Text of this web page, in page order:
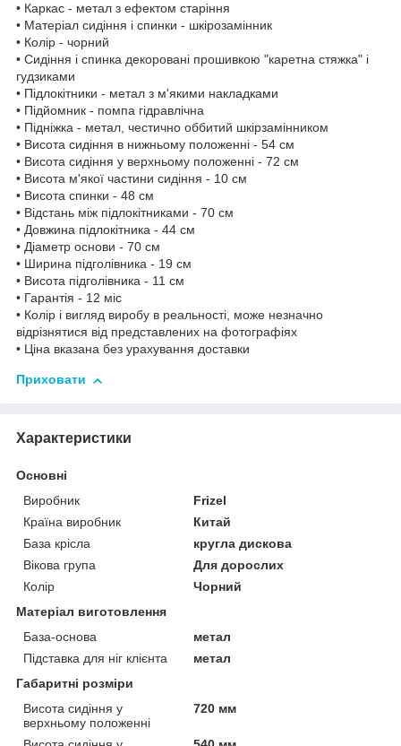
• Каркас - метал з ефектом старіння
• Матеріал сидіння і спинки - шкірозамінник
• Колір - чорний
• Сидіння і спинка декоровані прошивкою "каретна стяжка" і
гудзиками
• Підлокітники - метал з м'якими накладками
• Підйомник - помпа гідравлічна
• Підніжка - метал, честично оббитий шкірзамінником
• Висота сидіння в нижньому положенні - 54 см
• Висота сидіння у верхньому положенні - 72 см
• Висота м'якої частини сидіння - 10 см
• Висота спинки - 48 см
• Відстань між підлокітниками - 70 см
• Довжина підлокітника - 44 см
• Діаметр основи - 70 см
• Ширина підголівника - 19 см
• Висота підголівника - 11 см
• Гарантія - 12 міс
• Колір і вигляд виробу в реальності, може незначно
відрізнятися від представлених на фотографіях
• Ціна вказана без урахування доставки
Приховати
Характеристики
Основні
Виробник
Frizel
Країна виробник
Китай
База крісла
кругла дискова
Вікова група
Для дорослих
Колір
Чорний
Матеріал виготовлення
База-основа
метал
Підставка для ніг клієнта
метал
Габаритні розміри
Висота сидіння у
верхньому положенні
720 мм